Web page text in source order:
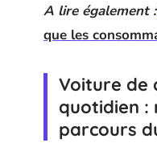
A lire également :
que les
Voiture de
quotidien :
parcours